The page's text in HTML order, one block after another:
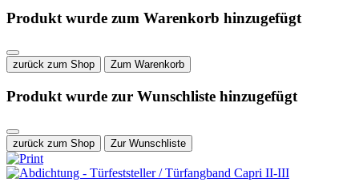
Produkt wurde zum Warenkorb hinzugefügt
zurück zum Shop Zum Warenkorb
Produkt wurde zur Wunschliste hinzugefügt
zurück zum Shop Zur Wunschliste